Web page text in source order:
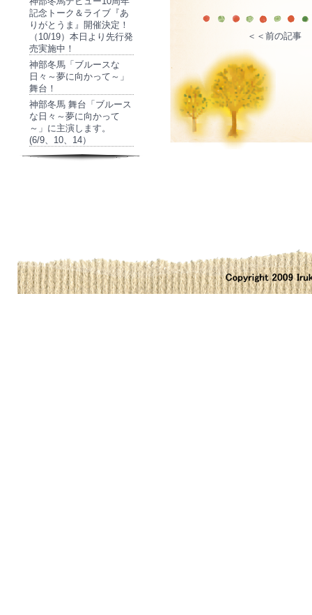
記念トーク＆ライブ『あ
りがとうま』開催決定！
（10/19）本日より先行発
売実施中！
神部冬馬「ブルースな
日々～夢に向かって～」
舞台！
神部冬馬 舞台「ブルース
な日々～夢に向かって
～」に主演します。
(6/9、10、14）
＜＜前の記事